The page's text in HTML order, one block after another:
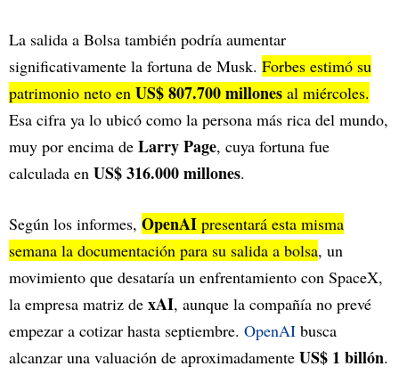
La salida a Bolsa también podría aumentar
significativamente la fortuna de Musk. Forbes estimó su
patrimonio neto en US$ 807.700 millones al miércoles.
Esa cifra ya lo ubicó como la persona más rica del mundo,
muy por encima de Larry Page, cuya fortuna fue
calculada en US$ 316.000 millones.
Según los informes, OpenAI presentará esta misma
semana la documentación para su salida a bolsa, un
movimiento que desataría un enfrentamiento con SpaceX,
la empresa matriz de xAI, aunque la compañía no prevé
empezar a cotizar hasta septiembre. OpenAI busca
alcanzar una valuación de aproximadamente US$ 1 billón.